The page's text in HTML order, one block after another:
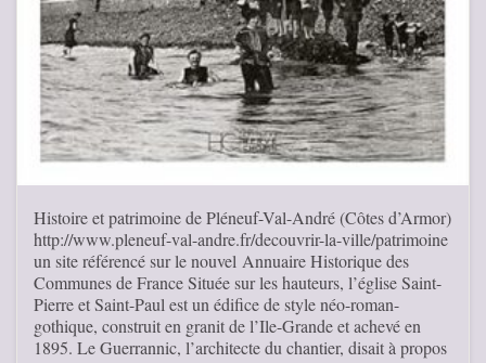
Histoire et patrimoine de Pléneuf-Val-André (Côtes d’Armor)
http://www.pleneuf-val-andre.fr/decouvrir-la-ville/patrimoine
un site référencé sur le nouvel Annuaire Historique des
Communes de France Située sur les hauteurs, l’église Saint-
Pierre et Saint-Paul est un édifice de style néo-roman-
gothique, construit en granit de l’Ile-Grande et achevé en
1895. Le Guerrannic, l’architecte du chantier, disait à propos